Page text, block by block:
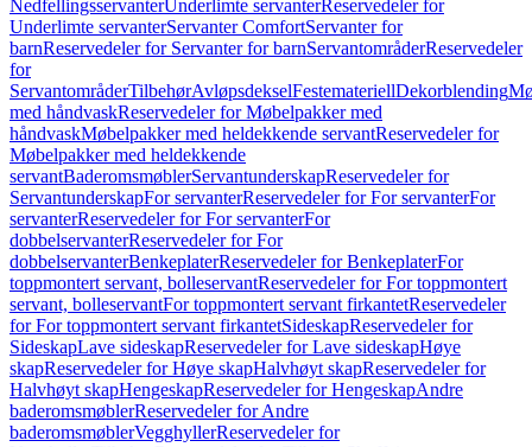
NedfellingsservanterUnderlimte servanterReservedeler for
Underlimte servanterServanter ComfortServanter for
barnReservedeler for Servanter for barnServantområderReservedeler
for
ServantområderTilbehørAvløpsdekselFestemateriellDekorblending
med håndvaskReservedeler for Møbelpakker med
håndvaskMøbelpakker med heldekkende servantReservedeler for
Møbelpakker med heldekkende
servantBaderomsmøblerServantunderskapReservedeler for
ServantunderskapFor servanterReservedeler for For servanterFor
servanterReservedeler for For servanterFor
dobbelservanterReservedeler for For
dobbelservanterBenkeplaterReservedeler for BenkeplaterFor
toppmontert servant, bolleservantReservedeler for For toppmontert
servant, bolleservantFor toppmontert servant firkantetReservedeler
for For toppmontert servant firkantetSideskapReservedeler for
SideskapLave sideskapReservedeler for Lave sideskapHøye
skapReservedeler for Høye skapHalvhøyt skapReservedeler for
Halvhøyt skapHengeskapReservedeler for HengeskapAndre
baderomsmøblerReservedeler for Andre
baderomsmøblerVegghyllerReservedeler for